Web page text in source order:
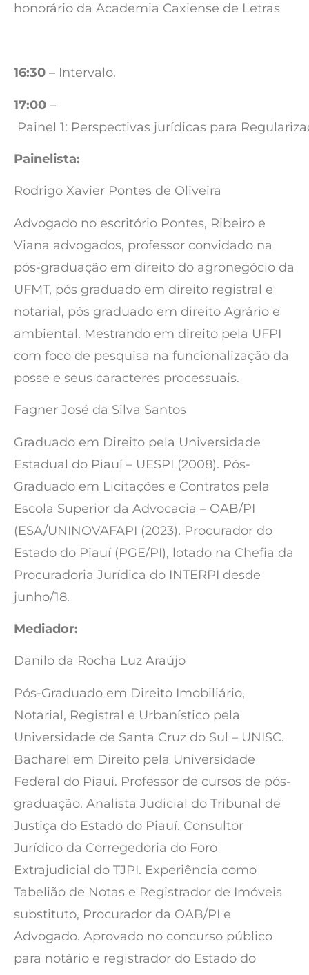
honorário da Academia Caxiense de Letras
16:30 – Intervalo.
17:00 –
Painel 1: Perspectivas jurídicas para
Painelista:
Rodrigo Xavier Pontes de Oliveira
Advogado no escritório Pontes, Ribeiro e
Viana advogados, professor convidado na
pós-graduação em direito do agronegócio da
UFMT, pós graduado em direito registral e
notarial, pós graduado em direito Agrário e
ambiental. Mestrando em direito pela UFPI
com foco de pesquisa na funcionalização da
posse e seus caracteres processuais.
Fagner José da Silva Santos
Graduado em Direito pela Universidade
Estadual do Piauí – UESPI (2008). Pós-
Graduado em Licitações e Contratos pela
Escola Superior da Advocacia – OAB/PI
(ESA/UNINOVAFAPI (2023). Procurador do
Estado do Piauí (PGE/PI), lotado na Chefia da
Procuradoria Jurídica do INTERPI desde
junho/18.
Mediador:
Danilo da Rocha Luz Araújo
Pós-Graduado em Direito Imobiliário,
Notarial, Registral e Urbanístico pela
Universidade de Santa Cruz do Sul – UNISC.
Bacharel em Direito pela Universidade
Federal do Piauí. Professor de cursos de pós-
graduação. Analista Judicial do Tribunal de
Justiça do Estado do Piauí. Consultor
Jurídico da Corregedoria do Foro
Extrajudicial do TJPI. Experiência como
Tabelião de Notas e Registrador de Imóveis
substituto, Procurador da OAB/PI e
Advogado. Aprovado no concurso público
para notário e registrador do Estado do